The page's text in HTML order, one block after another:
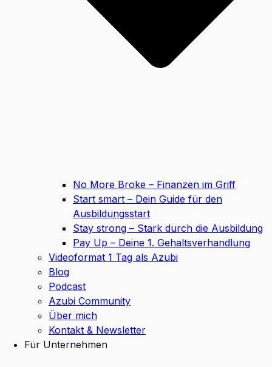
No More Broke – Finanzen im Griff
Start smart – Dein Guide für den
Ausbildungsstart
Stay strong – Stark durch die Ausbildung
Pay Up – Deine 1. Gehaltsverhandlung
Videoformat 1 Tag als Azubi
Blog
Podcast
Azubi Community
Über mich
Kontakt & Newsletter
Für Unternehmen